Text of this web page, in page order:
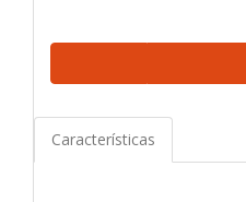
Características